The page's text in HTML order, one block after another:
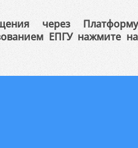
через Платформу
ЕПГУ нажмите на